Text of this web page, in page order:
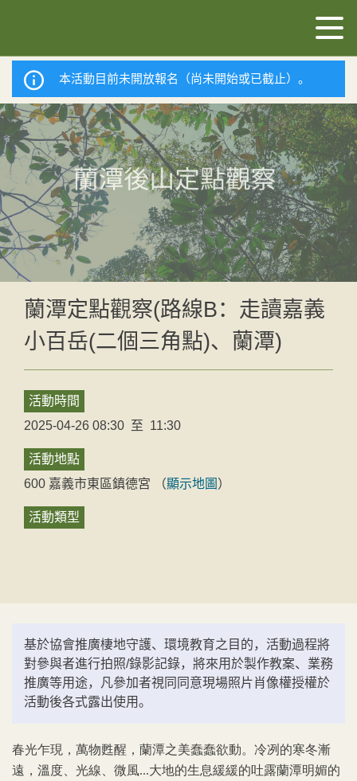
本活動目前未開放報名（尚未開始或已截止）。
蘭潭定點觀察(路線B：走讀嘉義
小百岳(二個三角點)、蘭潭)
活動時間
2025-04-26 08:30 至 11:30
活動地點
600 嘉義市東區鎮德宮 （顯示地圖 ）
活動類型
基於協會推廣棲地守護、環境教育之目的，活動過程將
對參與者進行拍照/錄影記錄，將來用於製作教案、業務
推廣等用途，凡參加者視同同意現場照片肖像權授權於
活動後各式露出使用。
春光乍現，萬物甦醒，蘭潭之美蠢蠢欲動。冷冽的寒冬漸
遠，溫度、光線、微風...大地的生息緩緩的吐露蘭潭明媚的